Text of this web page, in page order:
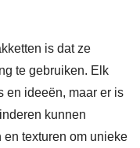
is dat ze
te gebruiken. Elk
en ideeën, maar er is
kunnen
texturen om unieke